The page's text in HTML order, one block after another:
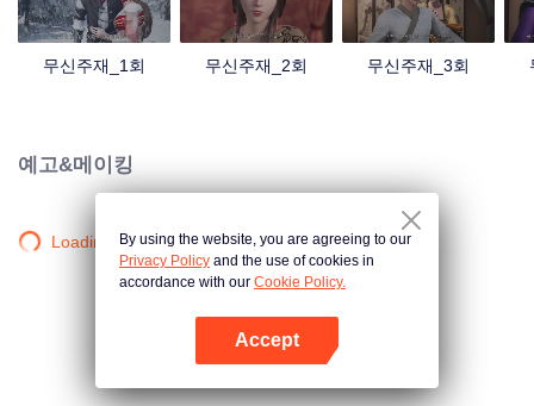
무신주재_1회 무신주재_2회 무신주재_3회
예고&메이킹
Loading…By using the website, you are agreeing to our
Privacy Policy and the use of cookies in
accordance with our Cookie Policy.
Accept